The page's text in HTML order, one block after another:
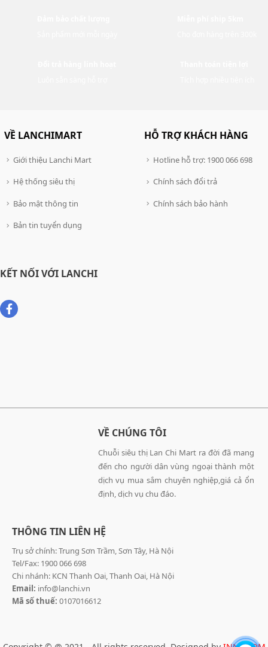
VỀ LANCHIMART
Giới thiệu Lanchi Mart
Hệ thống siêu thị
Bảo mật thông tin
Bản tin tuyển dụng
HỖ TRỢ KHÁCH HÀNG
Hotline hỗ trợ: 1900 066 698
Chính sách đổi trả
Chính sách bảo hành
KẾT NỐI VỚI LANCHI
VỀ CHÚNG TÔI
Chuỗi siêu thị Lan Chi Mart ra đời đã mang
đến cho người dân vùng ngoại thành một
dịch vụ mua sắm chuyên nghiệp,giá cả ổn
định, dịch vụ chu đáo.
THÔNG TIN LIÊN HỆ
Trụ sở chính: Trung Sơn Trầm, Sơn Tây, Hà Nội
Tel/Fax: 1900 066 698
Chi nhánh: KCN Thanh Oai, Thanh Oai, Hà Nội
Email: info@lanchi.vn
Mã số thuế: 0107016612